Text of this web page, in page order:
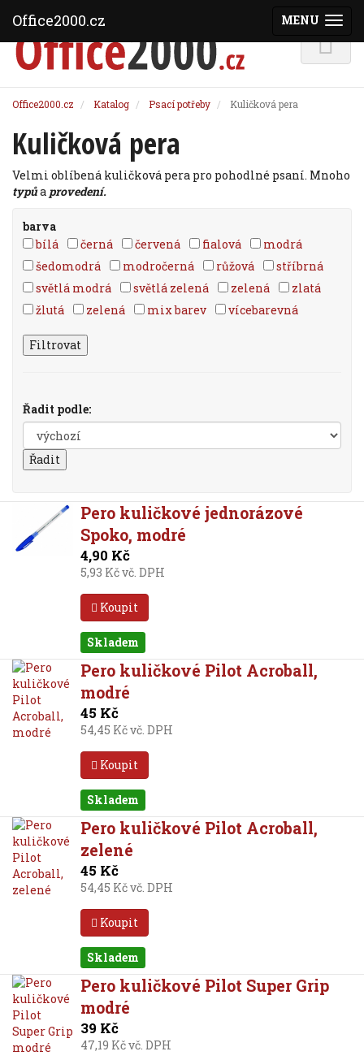
Office2000.cz Katalog Psací potřeby Kuličková pera
Kuličková pera
Velmi oblíbená kuličková pera pro pohodlné psaní. Mnoho
typůa provedení.
barva
bílá
černá červená fialová
modrá
šedomodrá
modročerná růžová
stříbrná
světlá modrá
světlá zelená zelená
zlatá
žlutá
zelená mix barev vícebarevná
Filtrovat
Řadit podle:
Pero kuličkové jednorázové
Spoko, modré
4,90 Kč
5,93 Kč vč. DPH
Koupit
Skladem
Pero kuličkové Pilot Acroball,
modré
45 Kč
54,45 Kč vč. DPH
Koupit
Skladem
Pero kuličkové Pilot Acroball,
zelené
45 Kč
54,45 Kč vč. DPH
Koupit
Skladem
Pero kuličkové Pilot Super Grip
modré
39 Kč
47,19 Kč vč. DPH
MENU
Office2000.cz